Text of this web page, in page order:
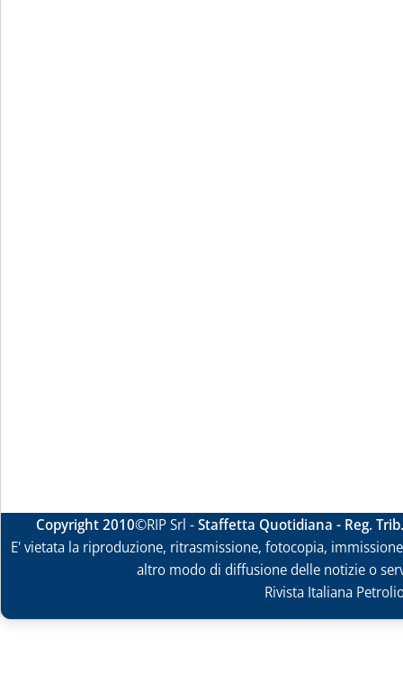
Copyright 2010©RIP Srl -Staffetta Quotidiana - Reg.
E' vietata la riproduzione, ritrasmissione, fotocopia,
altro modo di diffusione delle notizie o
Rivista Italiana